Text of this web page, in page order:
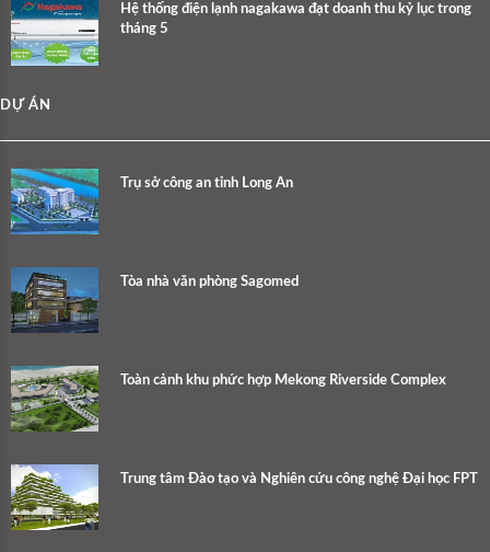
Hệ thống điện lạnh nagakawa đạt doanh thu kỷ lục trong
tháng 5
DỰ ÁN
Trụ sở công an tỉnh Long An
Tòa nhà văn phòng Sagomed
Toàn cảnh khu phức hợp Mekong Riverside Complex
Trung tâm Đào tạo và Nghiên cứu công nghệ Đại học FPT